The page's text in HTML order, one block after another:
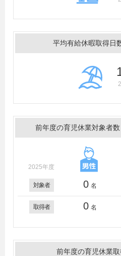
平均有給休暇取得日
前年度の育児休業対象者数
2025年度
対象者 0 名
取得者 0 名
前年度の育児休業取